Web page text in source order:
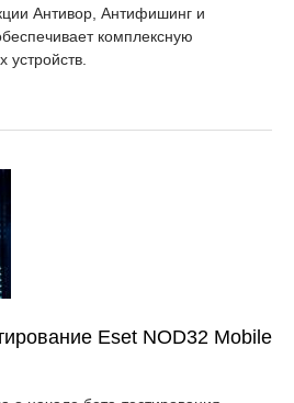
Антивор, Антифишинг и
комплексную
устройств.
Eset NOD32 Mobile